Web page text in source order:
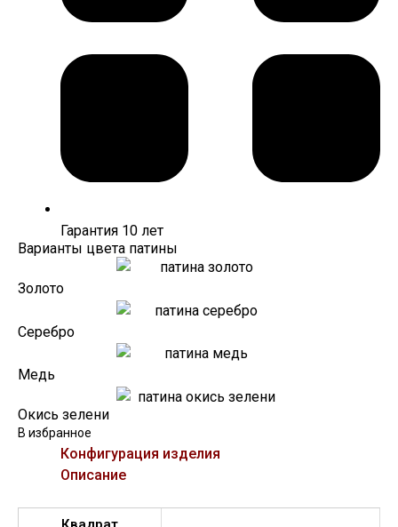
Гарантия 10 лет
Варианты цвета патины
Золото
Серебро
Медь
Окись зелени
В избранное
Конфигурация изделия
Описание